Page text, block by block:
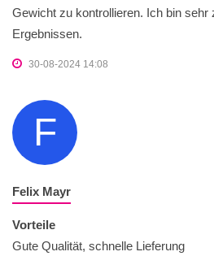
Gewicht zu kontrollieren. Ich bin sehr
Ergebnissen.
30-08-2024 14:08
F
Felix Mayr
Vorteile
Gute Qualität, schnelle Lieferung